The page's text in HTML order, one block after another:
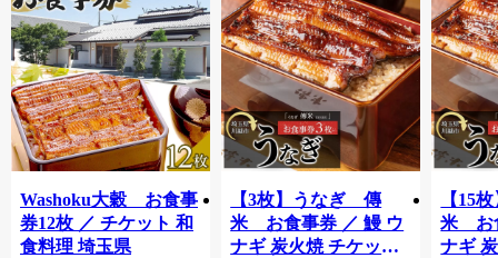
Washoku大穀 お食事
券12枚 ／ チケット 和
食料理 埼玉県
【3枚】うなぎ 傳
米 お食事券 ／ 鰻 ウ
ナギ 炭火焼 チケット
【15
米 お
ナギ